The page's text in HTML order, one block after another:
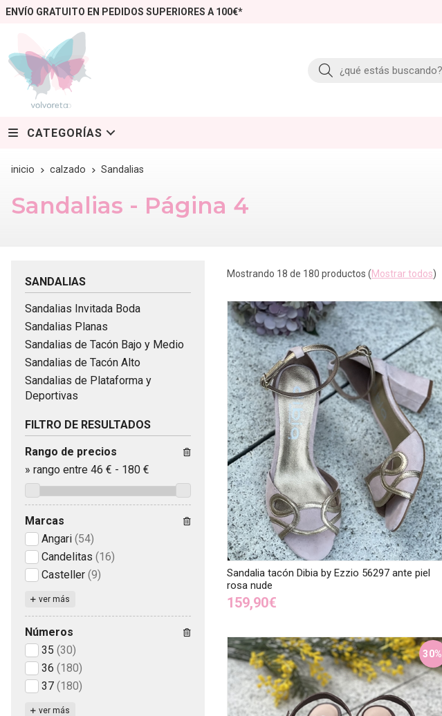
ENVÍO GRATUITO EN PEDIDOS SUPERIORES A 100€*
Buscar
CATEGORÍAS
inicio calzado Sandalias
Sandalias - Página 4
Mostrando 18 de 180 productos (Mostrar todos)
Sandalia tacón Dibia by Ezzio 56297 ante piel
rosa nude
159,90€
30%
SANDALIAS
Sandalias Invitada Boda
Sandalias Planas
Sandalias de Tacón Bajo y Medio
Sandalias de Tacón Alto
Sandalias de Plataforma y
Deportivas
FILTRO DE RESULTADOS
Rango de precios
» rango entre 46 € - 180 €
Marcas
Angari (54)
Candelitas (16)
Casteller (9)
ver más
Números
35 (30)
36 (180)
37 (180)
ver más